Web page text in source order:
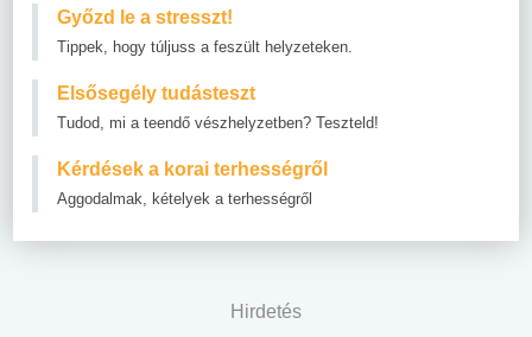
Győzd le a stresszt!
Tippek, hogy túljuss a feszült helyzeteken.
Elsősegély tudásteszt
Tudod, mi a teendő vészhelyzetben? Teszteld!
Kérdések a korai terhességről
Aggodalmak, kételyek a terhességről
Hirdetés